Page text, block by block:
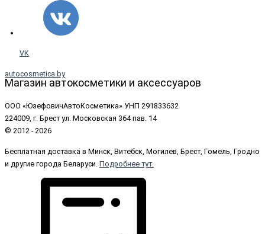
VK
autocosmetica.by
Магазин автокосметики и аксессуаров
ООО «ЮзефовичАвтоКосметика» УНП 291833632
224009, г. Брест ул. Московская 364 пав. 14
© 2012 - 2026
Бесплатная доставка в Минск, Витебск, Могилев, Брест, Гомель, Гродно
и другие города Беларуси. Подробнее тут.